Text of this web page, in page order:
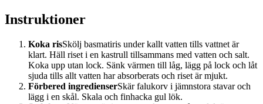
Instruktioner
Koka risSkölj basmatiris under kallt vatten tills vattnet är
klart. Häll riset i en kastrull tillsammans med vatten och salt.
Koka upp utan lock. Sänk värmen till låg, lägg på lock och låt
sjuda tills allt vatten har absorberats och riset är mjukt.
Förbered ingredienserSkär falukorv i jämnstora stavar och
lägg i en skål. Skala och finhacka gul lök.